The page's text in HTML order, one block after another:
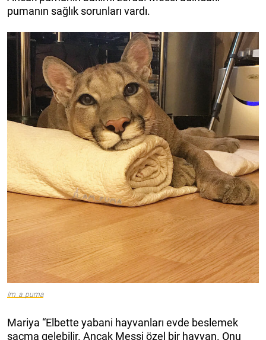
pumanın sağlık sorunları vardı.
Im_a_puma
Mariya “Elbette yabani hayvanları evde beslemek
saçma gelebilir. Ancak Messi özel bir hayvan. Onu